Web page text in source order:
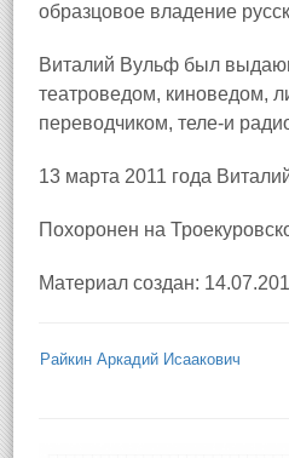
образцовое владение
Виталий Вульф был
театроведом, киноведом,
переводчиком, теле-и
13 марта 2011 года
Похоронен на
Материал создан:
Райкин Аркадий Исаакович